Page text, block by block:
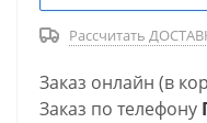
Рассчитать
Заказ онлайн (в
Заказ по телефону